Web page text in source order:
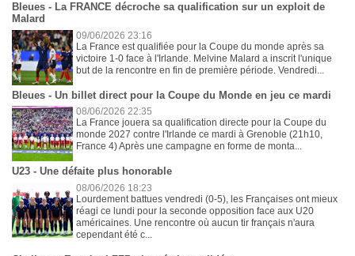
Bleues - La FRANCE décroche sa qualification sur un exploit de
Malard
09/06/2026 23:16
La France est qualifiée pour la Coupe du monde après sa
victoire 1-0 face à l'Irlande. Melvine Malard a inscrit l'unique
but de la rencontre en fin de première période. Vendredi...
Bleues - Un billet direct pour la Coupe du Monde en jeu ce mardi
08/06/2026 22:35
La France jouera sa qualification directe pour la Coupe du
monde 2027 contre l'Irlande ce mardi à Grenoble (21h10,
France 4) Après une campagne en forme de monta...
U23 - Une défaite plus honorable
08/06/2026 18:23
Lourdement battues vendredi (0-5), les Françaises ont mieux
réagi ce lundi pour la seconde opposition face aux U20
américaines. Une rencontre où aucun tir français n'aura
cependant été c...